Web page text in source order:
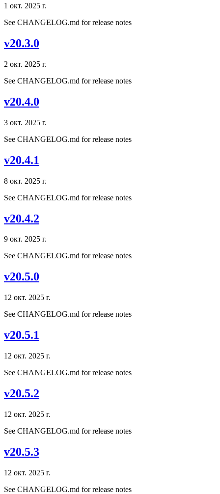
1 окт. 2025 г.
See CHANGELOG.md for release notes
v20.3.0
2 окт. 2025 г.
See CHANGELOG.md for release notes
v20.4.0
3 окт. 2025 г.
See CHANGELOG.md for release notes
v20.4.1
8 окт. 2025 г.
See CHANGELOG.md for release notes
v20.4.2
9 окт. 2025 г.
See CHANGELOG.md for release notes
v20.5.0
12 окт. 2025 г.
See CHANGELOG.md for release notes
v20.5.1
12 окт. 2025 г.
See CHANGELOG.md for release notes
v20.5.2
12 окт. 2025 г.
See CHANGELOG.md for release notes
v20.5.3
12 окт. 2025 г.
See CHANGELOG.md for release notes